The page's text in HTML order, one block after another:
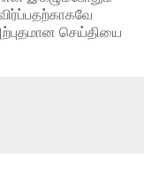
செய்தியை